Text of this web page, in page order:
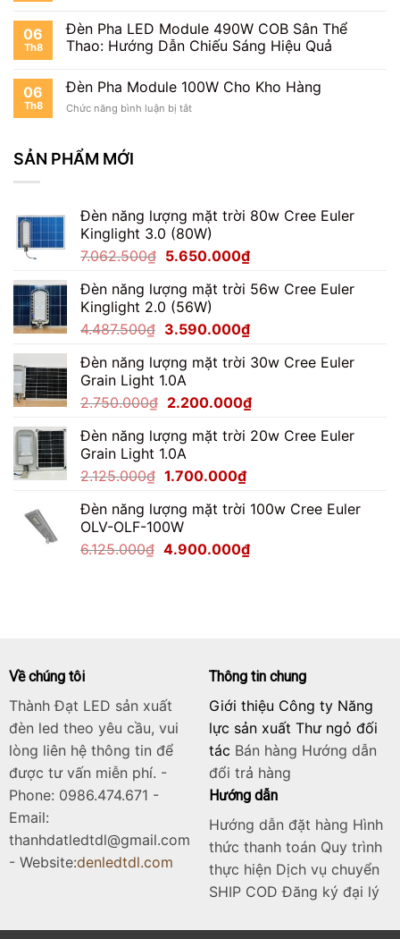
Driver
Đèn
Pha
Có
Không?
06
Th8
Đèn Pha LED Module 490W COB Sân Thể
Thao: Hướng Dẫn Chiếu Sáng Hiệu Quả
06
Th8
Đèn Pha Module 100W Cho Kho Hàng
Chức năng bình luận bị tắtở
Hàng
SẢN PHẨM MỚI
Đèn năng lượng mặt trời 80w Cree Euler
Kinglight 3.0 (80W)
7.062.500₫ Giá
là:
7.062.500₫.
5.650.000₫Giá
tại
5.650.000₫.
Đèn năng lượng mặt trời 56w Cree Euler
Kinglight 2.0 (56W)
4.487.500₫ Giá
là:
4.487.500₫.
3.590.000₫Giá
tại
3.590.000₫.
Đèn năng lượng mặt trời 30w Cree Euler
Grain Light 1.0A
2.750.000₫ Giá
là:
2.750.000₫.
2.200.000₫Giá
tại
Đèn năng lượng mặt trời 20w Cree Euler
Grain Light 1.0A
2.125.000₫ Giá
là:
2.125.000₫.
1.700.000₫Giá
tại
1.700.000₫.
Đèn năng lượng mặt trời 100w Cree Euler
OLV-OLF-100W
6.125.000₫ Giá
4.900.000₫Giá
Về chúng tôi
Thành Đạt LED sản xuất
đèn led theo yêu cầu, vui
lòng liên hệ thông tin để
được tư vấn miễn phí. -
Phone: 0986.474.671 -
Email:
thanhdatledtdl@gmail.com
- Website:denledtdl.com
Thông tin chung
Giới thiệu Công ty Năng
lực sản xuất Thư ngỏ đối
tác Bán hàng Hướng dẫn
đổi trả hàng
Hướng dẫn
Hướng dẫn đặt hàng Hình
thức thanh toán Quy trình
thực hiện Dịch vụ chuyển
SHIP COD Đăng ký đại lý